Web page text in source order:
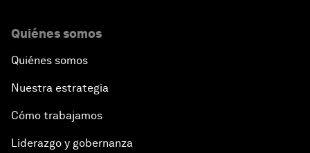
Quiénes somos
Quiénes somos
Nuestra estrategia
Cómo trabajamos
Liderazgo y gobernanza